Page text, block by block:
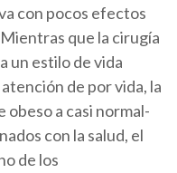
con pocos efectos
que la cirugía
un estilo de vida
de por vida, la
obeso a casi normal-
con la salud, el
de los